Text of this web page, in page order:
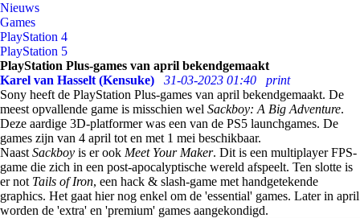
Nieuws
Games
PlayStation 4
PlayStation 5
PlayStation Plus-games van april bekendgemaakt
Karel van Hasselt (Kensuke)
31-03-2023 01:40
print
Sony heeft de PlayStation Plus-games van april bekendgemaakt. De
meest opvallende game is misschien wel Sackboy: A Big Adventure.
Deze aardige 3D-platformer was een van de PS5 launchgames. De
games zijn van 4 april tot en met 1 mei beschikbaar.
Naast Sackboy is er ook Meet Your Maker. Dit is een multiplayer FPS-
game die zich in een post-apocalyptische wereld afspeelt. Ten slotte is
er not Tails of Iron, een hack & slash-game met handgetekende
graphics. Het gaat hier nog enkel om de 'essential' games. Later in april
worden de 'extra' en 'premium' games aangekondigd.